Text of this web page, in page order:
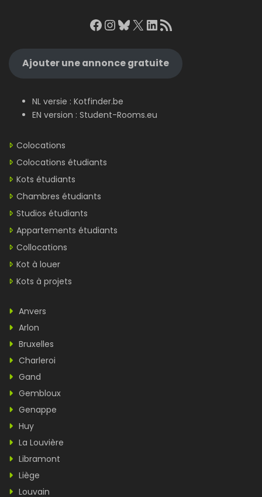
Facebook
Instagram
Bluesky
X LinkedIn
RSS Feed
Ajouter une annonce gratuite
NL versie : Kotfinder.be
EN version : Student-Rooms.eu
Colocations
Colocations étudiants
Kots étudiants
Chambres étudiants
Studios étudiants
Appartements étudiants
Collocations
Kot à louer
Kots à projets
Anvers
Arlon
Bruxelles
Charleroi
Gand
Gembloux
Genappe
Huy
La Louvière
Libramont
Liège
Louvain